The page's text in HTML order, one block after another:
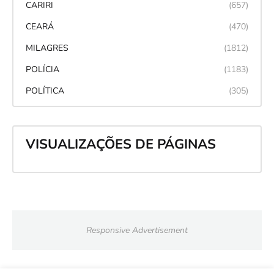
CARIRI
(657)
CEARÁ
(470)
MILAGRES
(1812)
POLÍCIA
(1183)
POLÍTICA
(305)
VISUALIZAÇÕES DE PÁGINAS
Responsive Advertisement